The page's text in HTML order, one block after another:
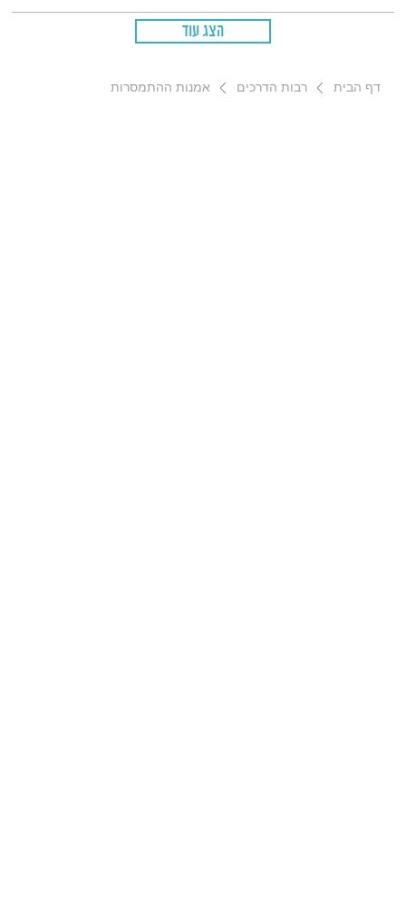
הצג עוד
דף הבית רבות הדרכים אמנות ההתמסרות